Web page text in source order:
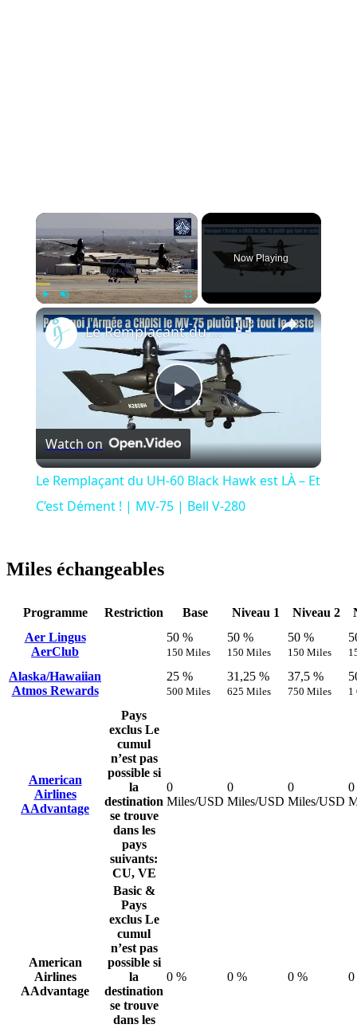
Play Unmute Fullscreen
Now Playing
Play
Video
Le Remplaçant du UH-60 Black Hawk est LÀ – Et C’est Dément ! | MV-75 | Bell V-280
Watch on
Le Remplaçant du UH-60 Black Hawk est LÀ – Et
C’est Dément ! | MV-75 | Bell V-280
Miles échangeables
Programme Restriction Base Niveau 1 Niveau 2
Aer Lingus
AerClub
50 %
150 Miles
50 %
150 Miles
50 %
150 Miles
Alaska/Hawaiian
Atmos Rewards
25 %
500 Miles
31,25 %
625 Miles
37,5 %
750 Miles 1
American
Airlines
AAdvantage
Pays
exclus Le
cumul
n’est pas
possible si
la
destination
se trouve
dans les
pays
suivants:
CU, VE
0
Miles/USD
0
Miles/USD
0
Miles/USD
0
American
Airlines
AAdvantage
Basic &
Pays
exclus Le
cumul
n’est pas
possible si
la
destination
se trouve
dans les
0 % 0 % 0 % 0